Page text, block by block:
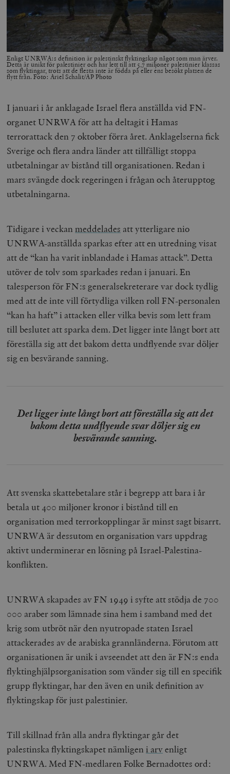
Enligt UNRWA:s definition är palestinskt flyktingskap något som man ärver.
Detta är unikt för palestinier och har lett till att 5,7 miljoner palestinier klassas
som flyktingar, trots att de flesta inte är födda på eller ens besökt platsen de
flytt från. Foto: Ariel Schalit/AP Photo
I januari i år anklagade Israel flera anställda vid FN-
organet UNRWA för att ha deltagit i Hamas
terrorattack den 7 oktober förra året. Anklagelserna fick
Sverige och flera andra länder att tillfälligt stoppa
utbetalningar av bistånd till organisationen. Redan i
mars svängde dock regeringen i frågan och återupptog
utbetalningarna.
Tidigare i veckan meddelades att ytterligare nio
UNRWA-anställda sparkas efter att en utredning visat
att de “kan ha varit inblandade i Hamas attack”. Detta
utöver de tolv som sparkades redan i januari. En
talesperson för FN:s generalsekreterare var dock tydlig
med att de inte vill förtydliga vilken roll FN-personalen
“kan ha haft” i attacken eller vilka bevis som lett fram
till beslutet att sparka dem. Det ligger inte långt bort att
föreställa sig att det bakom detta undflyende svar döljer
sig en besvärande sanning.
Det ligger inte långt bort att föreställa sig att det
bakom detta undflyende svar döljer sig en
besvärande sanning.
Att svenska skattebetalare står i begrepp att bara i år
betala ut 400 miljoner kronor i bistånd till en
organisation med terrorkopplingar är minst sagt bisarrt.
UNRWA är dessutom en organisation vars uppdrag
aktivt underminerar en lösning på Israel-Palestina-
konflikten.
UNRWA skapades av FN 1949 i syfte att stödja de 700
000 araber som lämnade sina hem i samband med det
krig som utbröt när den nyutropade staten Israel
attackerades av de arabiska grannländerna. Förutom att
organisationen är unik i avseendet att den är FN:s enda
flyktinghjälpsorganisation som vänder sig till en specifik
grupp flyktingar, har den även en unik definition av
flyktingskap för just palestinier.
Till skillnad från alla andra flyktingar går det
palestinska flyktingskapet nämligen i arvenligt
UNRWA. Med FN-medlaren Folke Bernadottes ord: